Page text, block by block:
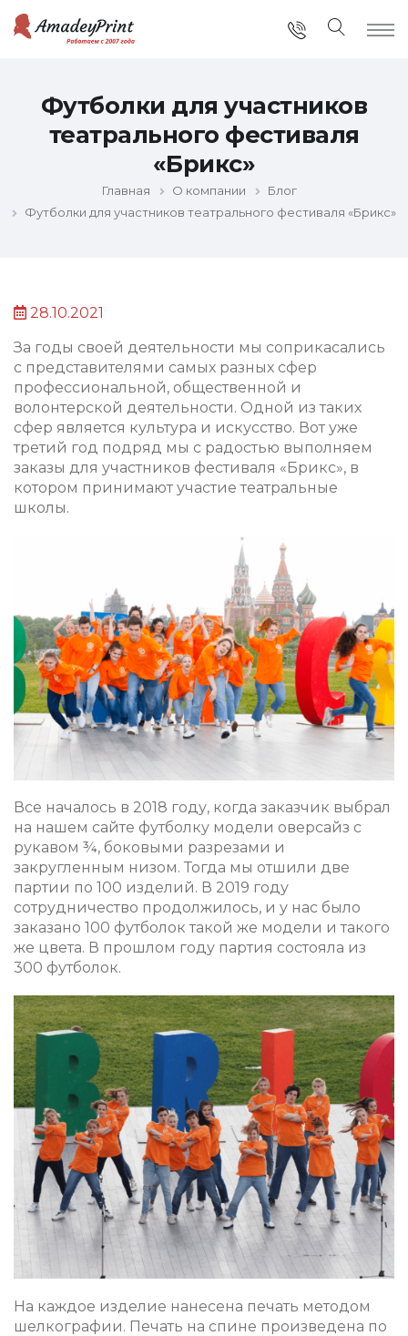
Футболки для участников
театрального фестиваля
«Брикс»
Главная О компании
Блог
Футболки для участников театрального фестиваля «Брикс»
28.10.2021
За годы своей деятельности мы соприкасались
с представителями самых разных сфер
профессиональной, общественной и
волонтерской деятельности. Одной из таких
сфер является культура и искусство. Вот уже
третий год подряд мы с радостью выполняем
заказы для участников фестиваля «Брикс», в
котором принимают участие театральные
школы.
Все началось в 2018 году, когда заказчик выбрал
на нашем сайте футболку модели оверсайз с
рукавом ¾, боковыми разрезами и
закругленным низом. Тогда мы отшили две
партии по 100 изделий. В 2019 году
сотрудничество продолжилось, и у нас было
заказано 100 футболок такой же модели и такого
же цвета. В прошлом году партия состояла из
300 футболок.
На каждое изделие нанесена печать методом
шелкографии. Печать на спине произведена по